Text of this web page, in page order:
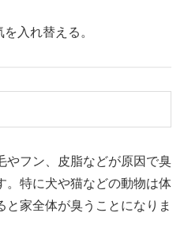
入れ替える。
やフン、皮脂などが原因で臭
。特に犬や猫などの動物は体
家全体が臭うことになりま